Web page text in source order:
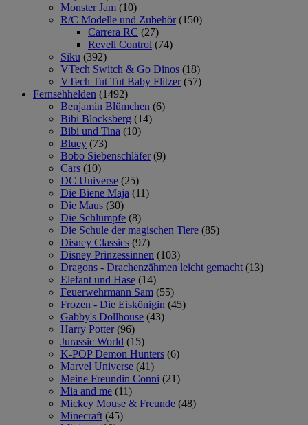
Monster Jam (10)
R/C Modelle und Zubehör (150)
Carrera RC (27)
Revell Control (74)
Siku (392)
VTech Switch & Go Dinos (18)
VTech Tut Tut Baby Flitzer (57)
Fernsehhelden (1492)
Benjamin Blümchen (6)
Bibi Blocksberg (14)
Bibi und Tina (10)
Bluey (73)
Bobo Siebenschläfer (9)
Cars (10)
DC Universe (25)
Die Biene Maja (11)
Die Maus (30)
Die Schlümpfe (8)
Die Schule der magischen Tiere (85)
Disney Classics (97)
Disney Prinzessinnen (103)
Dragons - Drachenzähmen leicht gemacht (13)
Elefant und Hase (14)
Feuerwehrmann Sam (55)
Frozen - Die Eiskönigin (45)
Gabby's Dollhouse (43)
Harry Potter (96)
Jurassic World (15)
K-POP Demon Hunters (6)
Marvel Universe (41)
Meine Freundin Conni (21)
Mia and me (11)
Mickey Mouse & Freunde (48)
Minecraft (45)